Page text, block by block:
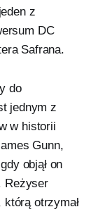
z
DC
Safrana.
do
jednym z
w historii
Gunn,
objął on
Reżyser
którą otrzymał